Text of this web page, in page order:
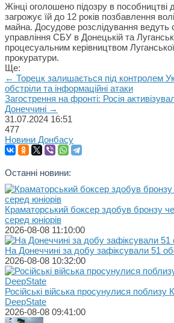
Жінці оголошено підозру в пособництві
загрожує їй до 12 років позбавлення
майна. Досудове розслідування ведуть
управління СБУ в Донецькій та
процесуальним керівництвом
прокуратури.
Ще:
← Торецк залишається під контролем
обстріли та інформаційні атаки
Загострення на фронті: Росія
Донеччині →
31.07.2024 16:51
477
Новини Донбасу
Останні новини:
Краматорський боксер здобув бронзу
серед юніорів
2026-08-08 11:10:00
На Донеччині за добу зафіксували 51
2026-08-08 10:32:00
Російські війська просунулися поблизу
DeepState
2026-08-08 09:41:00